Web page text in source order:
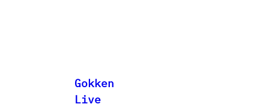
Gokken
Live